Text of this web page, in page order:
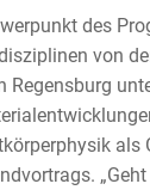
des
von
Regensburg